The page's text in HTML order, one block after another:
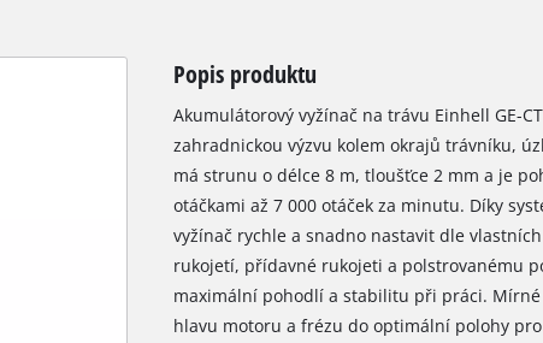
Popis produktu
Akumulátorový vyžínač na trávu Einhell GE-
zahradnickou výzvu kolem okrajů trávníku,
má strunu o délce 8 m, tloušťce 2 mm a je
otáčkami až 7 000 otáček za minutu. Díky
vyžínač rychle a snadno nastavit dle
rukojetí, přídavné rukojeti a polstrovanému
maximální pohodlí a stabilitu při práci.
hlavu motoru a frézu do optimální polohy